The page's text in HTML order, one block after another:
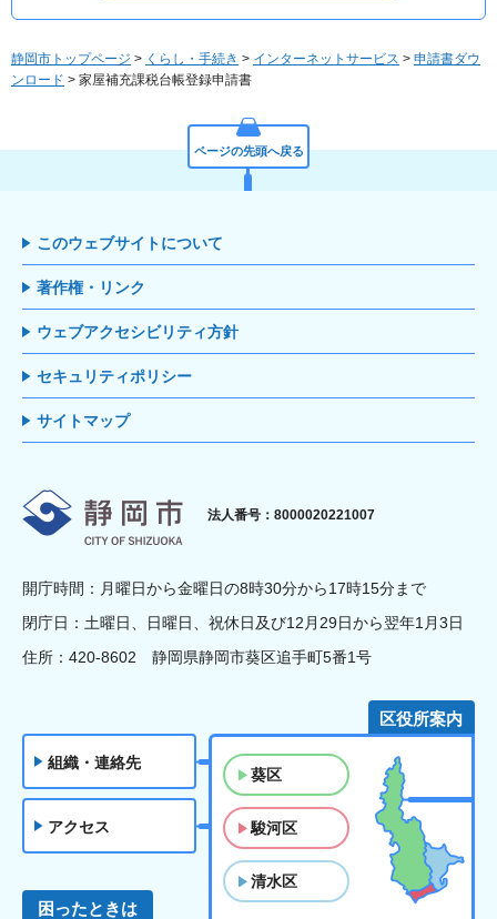
静岡市トップページ > くらし・手続き > インターネットサービス > 申請書ダウ
ンロード > 家屋補充課税台帳登録申請書
ページの先頭へ戻る
このウェブサイトについて
著作権・リンク
ウェブアクセシビリティ方針
セキュリティポリシー
サイトマップ
静岡市
法人番号：8000020221007
開庁時間：月曜日から金曜日の8時30分から17時15分まで
閉庁日：土曜日、日曜日、祝休日及び12月29日から翌年1月3日
住所：420-8602 静岡県静岡市葵区追手町5番1号
組織・連絡先
アクセス
区役所案内
葵区
駿河区
清水区
困ったときは